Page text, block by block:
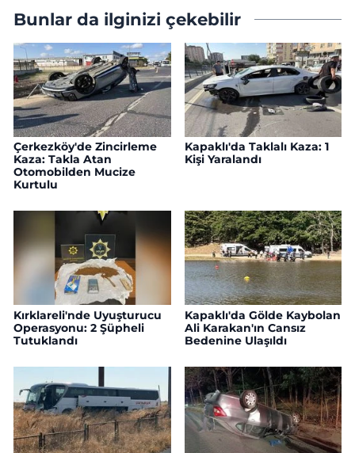
Bunlar da ilginizi çekebilir
Çerkezköy'de Zincirleme
Kaza: Takla Atan
Otomobilden Mucize
Kurtulu
Kapaklı'da Taklalı Kaza: 1
Kişi Yaralandı
Kırklareli'nde Uyuşturucu
Operasyonu: 2 Şüpheli
Tutuklandı
Kapaklı'da Gölde Kaybolan
Ali Karakan'ın Cansız
Bedenine Ulaşıldı